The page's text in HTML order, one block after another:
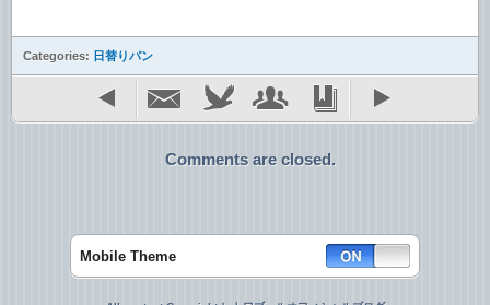
Categories: 日替りパン
Comments are closed.
Mobile Theme